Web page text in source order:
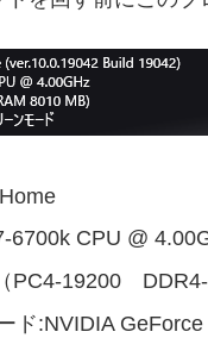
6700k CPU @
PC4-19200
ド:NVIDIA